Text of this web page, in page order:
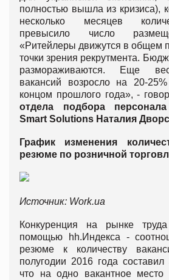
полностью вышла из кризиса),
несколько месяцев
превысило число
«Ритейлеры движутся в общем
точки зрения рекрутмента.
размораживаются. Еще
вакансий возросло на 20-
концом прошлого года», -
отдела подбора
Smart Solutions Наталия
График изменения
резюме по розничной
Источник: Work.ua
Конкуренция на рынке
помощью hh.Индекса -
резюме к количеству
полугодии 2016 года составил
что на одно вакантное место